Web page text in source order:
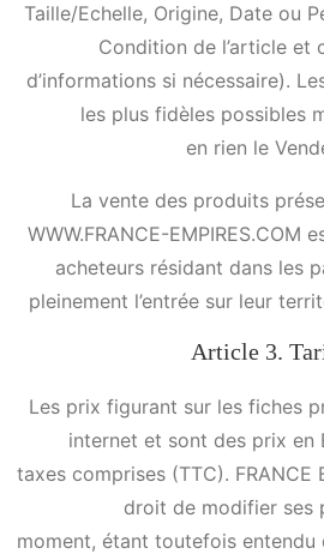
Taille/Echelle, Origine, Date ou
Condition de l’article et
d’informations si nécessaire).
les plus fidèles possibles
en rien le
La vente des produits
WWW.FRANCE-EMPIRES.COM
acheteurs résidant dans les
pleinement l’entrée sur leur
Article 3.
Les prix figurant sur les fiches
internet et sont des prix en
taxes comprises (TTC). FRANCE
droit de modifier ses
moment, étant toutefois